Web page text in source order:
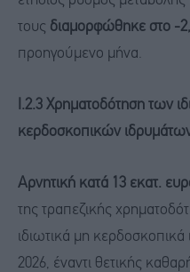
τους διαμορφώθηκε στο -
προηγούμενο μήνα.
Ι.2.3 Χρηματοδότηση των
κερδοσκοπικών
Αρνητική κατά 13 εκατ.
της τραπεζικής
ιδιωτικά μη κερδοσκοπικά
2026, έναντι θετικής